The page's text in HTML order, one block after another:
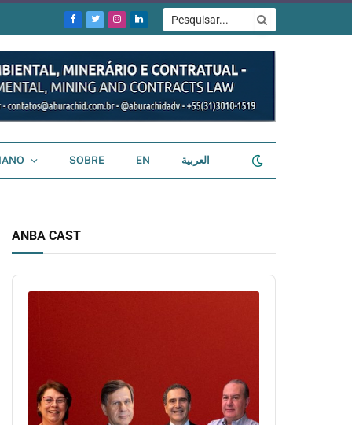
Facebook
TwitterInstagram
LinkedIn
SOBRE EN العربية
ANBA CAST
Audio
Player